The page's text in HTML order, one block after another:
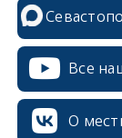
Все
О